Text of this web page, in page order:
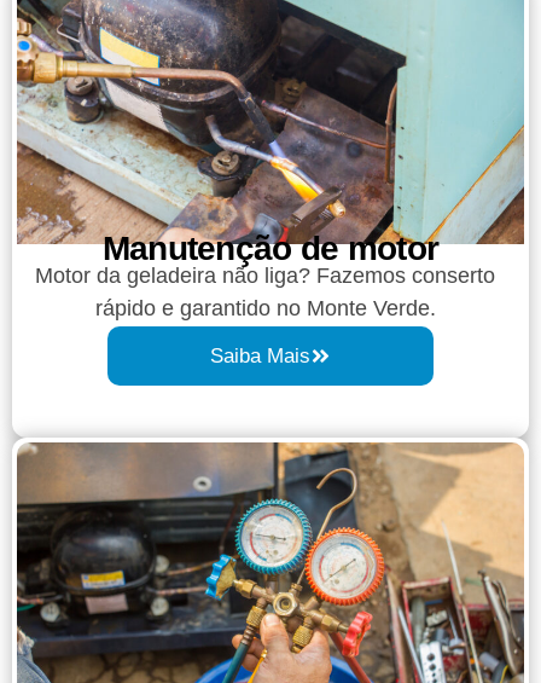
Manutenção de motor
Motor da geladeira não liga? Fazemos conserto
rápido e garantido no Monte Verde.
Saiba Mais